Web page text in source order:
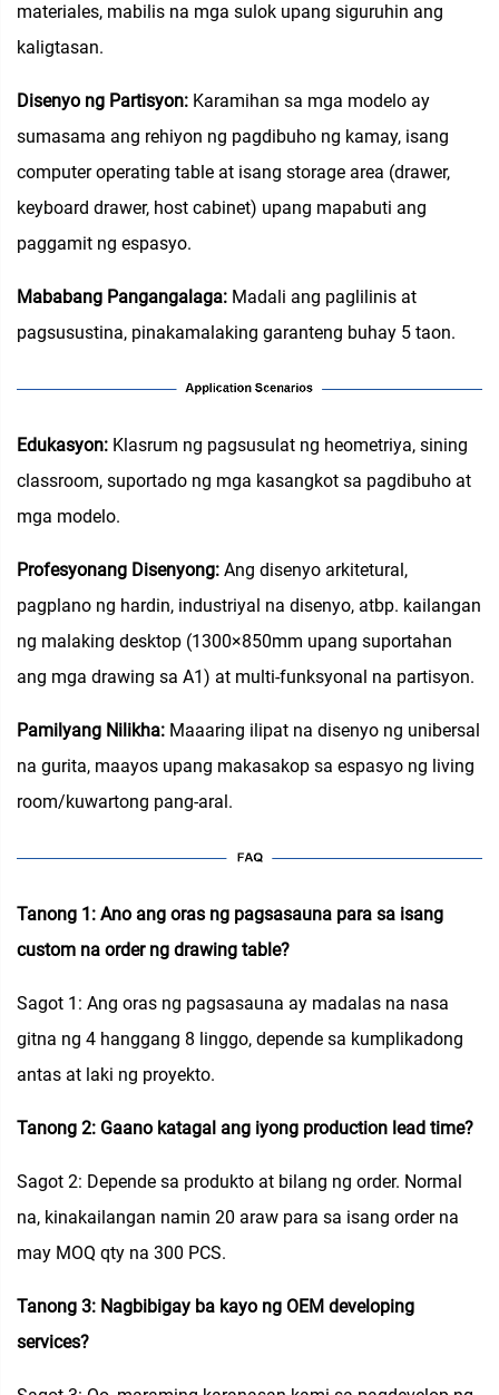
materiales, mabilis na mga sulok upang siguruhin ang
kaligtasan.
Disenyo ng Partisyon: Karamihan sa mga modelo ay
sumasama ang rehiyon ng pagdibuho ng kamay, isang
computer operating table at isang storage area (drawer,
keyboard drawer, host cabinet) upang mapabuti ang
paggamit ng espasyo.
Mababang Pangangalaga: Madali ang paglilinis at
pagsusustina, pinakamalaking garanteng buhay 5 taon.
Edukasyon: Klasrum ng pagsusulat ng heometriya, sining
classroom, suportado ng mga kasangkot sa pagdibuho at
mga modelo.
Profesyonang Disenyong: Ang disenyo arkitetural,
pagplano ng hardin, industriyal na disenyo, atbp. kailangan
ng malaking desktop (1300×850mm upang suportahan
ang mga drawing sa A1) at multi-funksyonal na partisyon.
Pamilyang Nilikha: Maaaring ilipat na disenyo ng unibersal
na gurita, maayos upang makasakop sa espasyo ng living
room/kuwartong pang-aral.
Tanong 1: Ano ang oras ng pagsasauna para sa isang
custom na order ng drawing table?
Sagot 1: Ang oras ng pagsasauna ay madalas na nasa
gitna ng 4 hanggang 8 linggo, depende sa kumplikadong
antas at laki ng proyekto.
Tanong 2: Gaano katagal ang iyong production lead time?
Sagot 2: Depende sa produkto at bilang ng order. Normal
na, kinakailangan namin 20 araw para sa isang order na
may MOQ qty na 300 PCS.
Tanong 3: Nagbibigay ba kayo ng OEM developing
services?